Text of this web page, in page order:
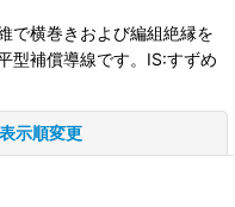
で横巻きおよび編組絶縁を
型補償導線です。IS:すずめ
表示順変更